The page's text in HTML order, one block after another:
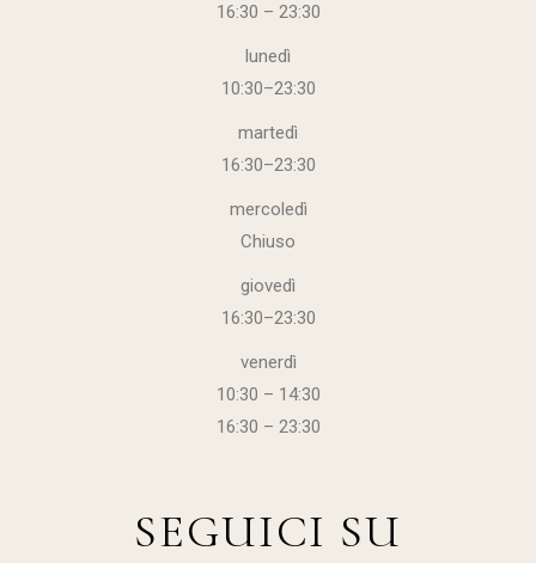
16:30 – 23:30
lunedì
10:30–23:30
martedì
16:30–23:30
mercoledì
Chiuso
giovedì
16:30–23:30
venerdì
10:30 – 14:30
16:30 – 23:30
SEGUICI SU